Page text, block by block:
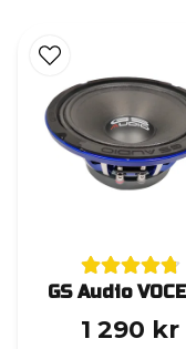
GS Audio
1 290 kr